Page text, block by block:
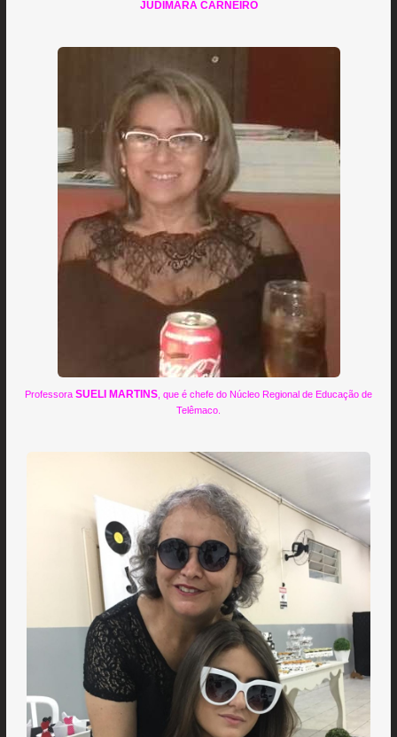
JUDIMARA CARNEIRO
Professora SUELI MARTINS , que é chefe do Núcleo Regional de Educação de
Telêmaco.